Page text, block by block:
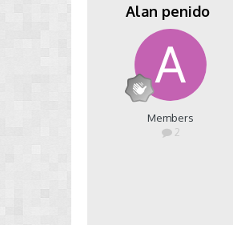
Alan penido
Members
2